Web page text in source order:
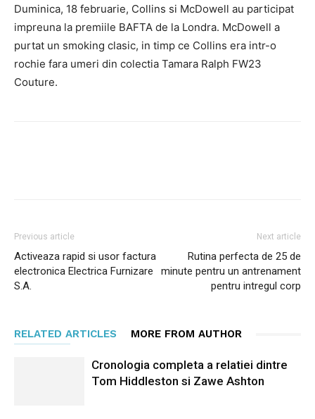
Duminica, 18 februarie, Collins si McDowell au participat
impreuna la premiile BAFTA de la Londra. McDowell a
purtat un smoking clasic, in timp ce Collins era intr-o
rochie fara umeri din colectia Tamara Ralph FW23
Couture.
Previous article
Activeaza rapid si usor factura
electronica Electrica Furnizare
S.A.
Next article
Rutina perfecta de 25 de
minute pentru un antrenament
pentru intregul corp
RELATED ARTICLES MORE FROM AUTHOR
Cronologia completa a relatiei dintre
Tom Hiddleston si Zawe Ashton